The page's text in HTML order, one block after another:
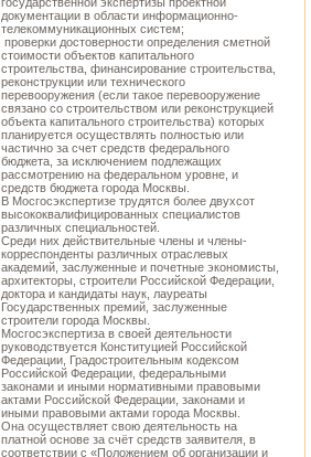
документации в области информационно-
телекоммуникационных систем;
­ проверки достоверности определения сметной
стоимости объектов капитального
строительства, финансирование строительства,
реконструкции или технического
перевооружения (если такое перевооружение
связано со строительством или реконструкцией
объекта капитального строительства) которых
планируется осуществлять полностью или
частично за счет средств федерального
бюджета, за исключением подлежащих
рассмотрению на федеральном уровне, и
средств бюджета города Москвы.
В Мосгосэкспертизе трудятся более двухсот
высококвалифицированных специалистов
различных специальностей.
Среди них действительные члены и члены-
корреспонденты различных отраслевых
академий, заслуженные и почетные экономисты,
архитекторы, строители Российской Федерации,
доктора и кандидаты наук, лауреаты
Государственных премий, заслуженные
строители города Москвы.
Мосгосэкспертиза в своей деятельности
руководствуется Конституцией Российской
Федерации, Градостроительным кодексом
Российской Федерации, федеральными
законами и иными нормативными правовыми
актами Российской Федерации, законами и
иными правовыми актами города Москвы.
Она осуществляет свою деятельность на
платной основе за счёт средств заявителя, в
соответствии с «Положением об организации и